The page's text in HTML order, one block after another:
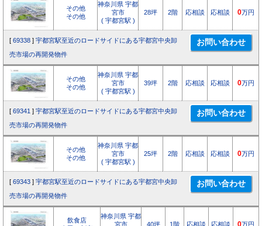
その他
その他
神奈川県 宇都
宮市
( 宇都宮駅 )
28坪 2階 応相談 応相談 0万円
[ 69338 ] 宇都宮駅至近のロードサイドにある宇都宮中央卸
売市場の再開発物件
その他
その他
神奈川県 宇都
宮市
( 宇都宮駅 )
39坪 2階 応相談 応相談 0万円
[ 69341 ] 宇都宮駅至近のロードサイドにある宇都宮中央卸
売市場の再開発物件
その他
その他
神奈川県 宇都
宮市
( 宇都宮駅 )
25坪 2階 応相談 応相談 0万円
[ 69343 ] 宇都宮駅至近のロードサイドにある宇都宮中央卸
売市場の再開発物件
飲食店
神奈川県 宇都
宮市
40坪 1階 応相談 応相談 0万円